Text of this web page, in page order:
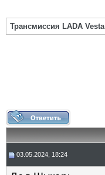
Трансмиссия LADA Vesta
03.05.2024, 18:24